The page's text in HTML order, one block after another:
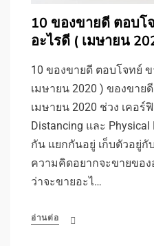
10 ของขายดี ตอบ
อะไรดี ( เมษายน
10 ของขายดี ตอบโจทย์
เมษายน 2020 ) ของขาย
เมษายน 2020 ช่วง เคอ
Distancing และ
กัน แยกกันอยู่ เก็บตัวอยู่กั
ความคิดอยากจะขายขอ
ว่าจะขายอะไ…
อ่านต่อ